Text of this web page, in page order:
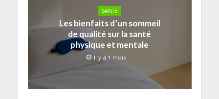
SANTÉ
Les bienfaits d’un sommeil
de qualité sur la santé
physique et mentale
Il y a 1 mois